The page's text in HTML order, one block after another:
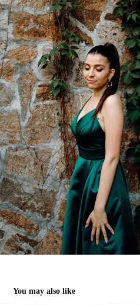
You may also like